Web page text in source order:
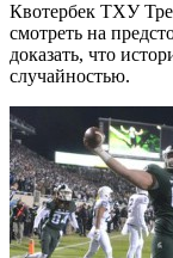
Квотербек ТХУ
смотреть на
доказать, что
случайностью.